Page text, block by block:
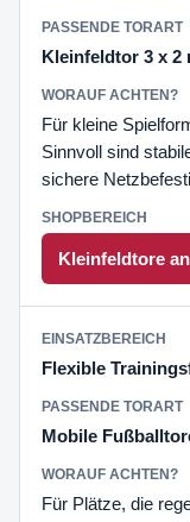
Kleinfeldtor 3 x 2
Für kleine
Sinnvoll sind
sichere
Kleinfeldtore
Flexible
Mobile
Für Plätze, die